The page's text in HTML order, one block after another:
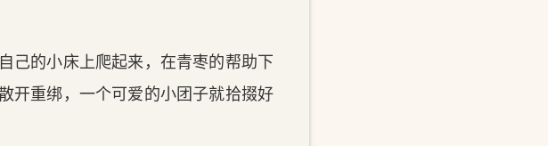
己的小床上爬起来，在青枣的帮助下
开重绑，一个可爱的小团子就拾掇好